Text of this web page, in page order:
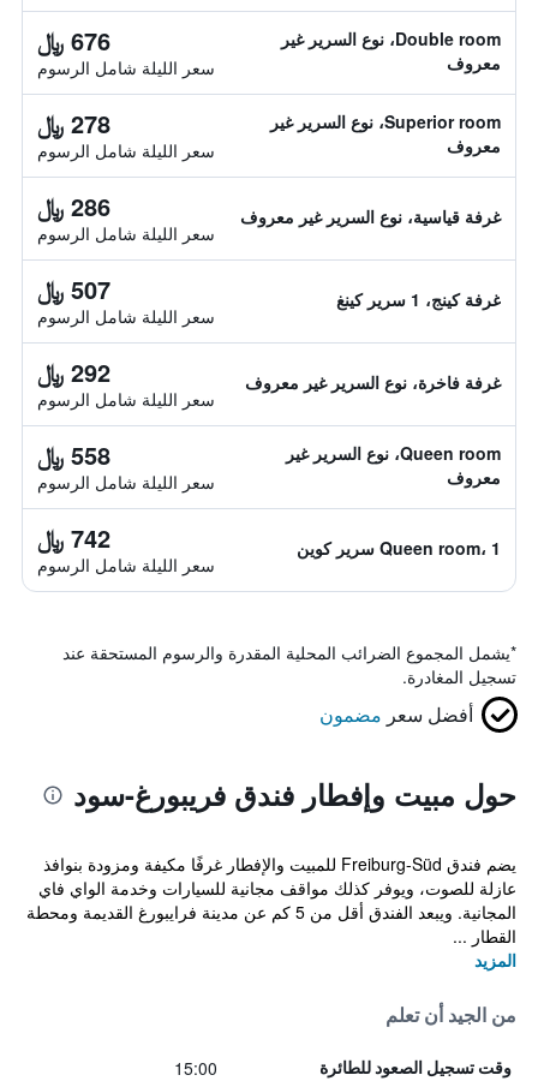
Double room، نوع السرير غير
معروف
676 ﷼
سعر الليلة شامل الرسوم
Superior room، نوع السرير غير
معروف
278 ﷼
سعر الليلة شامل الرسوم
غرفة قياسية، نوع السرير غير معروف 286 ﷼
سعر الليلة شامل الرسوم
غرفة كينج، 1 سرير كينغ 507 ﷼
سعر الليلة شامل الرسوم
غرفة فاخرة، نوع السرير غير معروف 292 ﷼
سعر الليلة شامل الرسوم
Queen room، نوع السرير غير
معروف
558 ﷼
سعر الليلة شامل الرسوم
Queen room، 1 سرير كوين 742 ﷼
سعر الليلة شامل الرسوم
*يشمل المجموع الضرائب المحلية المقدرة والرسوم المستحقة عند
تسجيل المغادرة.
أفضل سعر مضمون
حول مبيت وإفطار فندق فريبورغ-سود
يضم فندق Freiburg-Süd للمبيت والإفطار غرفًا مكيفة ومزودة بنوافذ
عازلة للصوت، ويوفر كذلك مواقف مجانية للسيارات وخدمة الواي فاي
المجانية. ويبعد الفندق أقل من 5 كم عن مدينة فرايبورغ القديمة ومحطة
القطار ...
المزيد
من الجيد أن تعلم
وقت تسجيل الصعود للطائرة 15:00